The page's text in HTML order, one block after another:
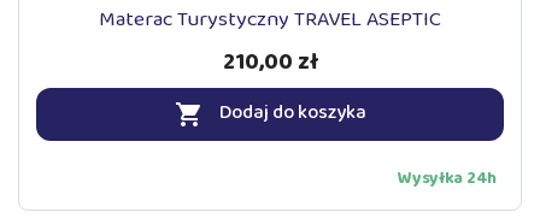
Materac Turystyczny TRAVEL ASEPTIC
210,00 zł
 Dodaj do koszyka
Wysyłka 24h